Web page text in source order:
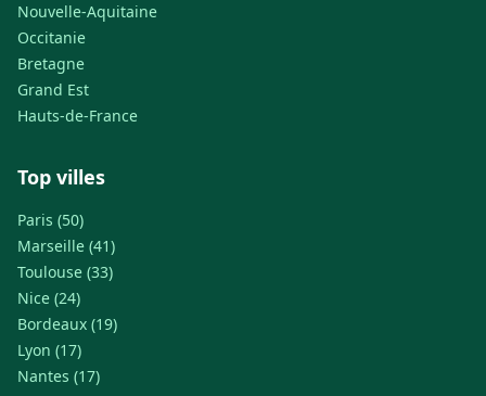
Nouvelle-Aquitaine
Occitanie
Bretagne
Grand Est
Hauts-de-France
Top villes
Paris (50)
Marseille (41)
Toulouse (33)
Nice (24)
Bordeaux (19)
Lyon (17)
Nantes (17)